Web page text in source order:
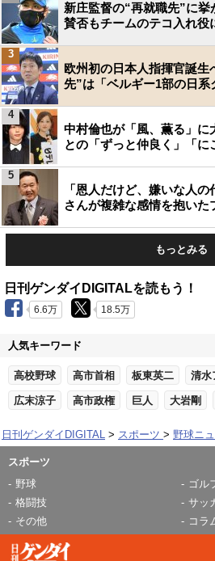
新庄監督の“再就職先”に
賛否もチームのテコ入れ役
欧州初の日本人指揮官誕生
先”は「ベルギー1部の日系
3
中村倫也が「風、薫る」
との「ずっと仲良く」「に
4
「恩人だけど、嫌いな人
さんが複雑な感情を抱い
5
もっとみる
日刊ゲンダイDIGITALを読もう！
6.6万 18.5万
人気キーワード
高校野球 高市首相 板東英二 清水
広末涼子 高市政権 巨人 大岩剛
日刊ゲンダイDIGITAL スポーツ 野球ニ
スポーツ
野球
ゴル
格闘技
サッ
その他
コラ